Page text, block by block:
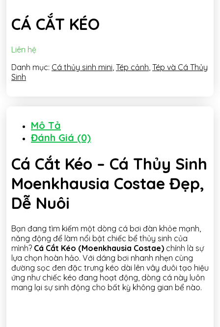
CÁ CẮT KÉO
Liên hệ
Danh mục: Cá thủy sinh mini Tép cảnh Tép và Cá Thủy
Sinh
Mô Tả
Đánh Giá (0)
Cá Cắt Kéo – Cá Thủy Sinh
Moenkhausia Costae Đẹp,
Dễ Nuôi
Bạn đang tìm kiếm một dòng cá bơi đàn khỏe mạnh,
năng động để làm nổi bật chiếc bể thủy sinh của
mình? Cá Cắt Kéo (Moenkhausia Costae) chính là sự
lựa chọn hoàn hảo. Với dáng bơi nhanh nhẹn cùng
đường sọc đen đặc trưng kéo dài lên vây đuôi tạo hiệu
ứng như chiếc kéo đang hoạt động, dòng cá này luôn
mang lại sự sinh động cho bất kỳ không gian bể nào.